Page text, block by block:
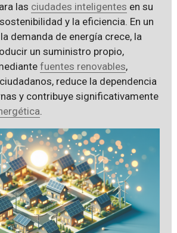
las ciudades inteligentes en su
y la eficiencia. En un
demanda de energía crece, la
un suministro propio,
fuentes renovables,
reduce la dependencia
y contribuye significativamente
.